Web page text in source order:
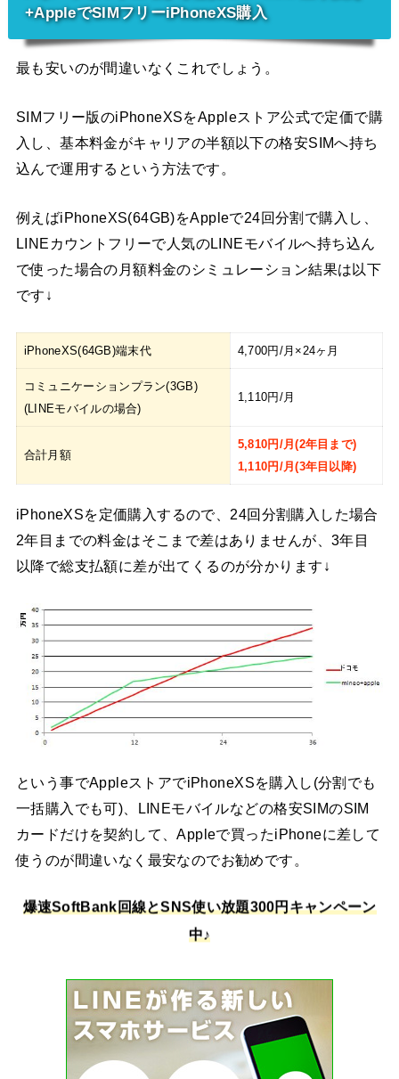
+AppleでSIMフリーiPhoneXS購入
最も安いのが間違いなくこれでしょう。
SIMフリー版のiPhoneXSをAppleストア公式で定価で購
入し、基本料金がキャリアの半額以下の格安SIMへ持ち
込んで運用するという方法です。
例えばiPhoneXS(64GB)をAppleで24回分割で購入し、
LINEカウントフリーで人気のLINEモバイルへ持ち込ん
で使った場合の月額料金のシミュレーション結果は以下
です↓
iPhoneXS(64GB)端末代 4,700円/月×24ヶ月
コミュニケーションプラン(3GB)
(LINEモバイルの場合)
1,110円/月
合計月額
5,810円/月(2年目まで)
1,110円/月(3年目以降)
iPhoneXSを定価購入するので、24回分割購入した場合
2年目までの料金はそこまで差はありませんが、3年目
以降で総支払額に差が出てくるのが分かります↓
という事でAppleストアでiPhoneXSを購入し(分割でも
一括購入でも可)、LINEモバイルなどの格安SIMのSIM
カードだけを契約して、Appleで買ったiPhoneに差して
使うのが間違いなく最安なのでお勧めです。
爆速SoftBank回線とSNS使い放題300円キャンペーン
中♪